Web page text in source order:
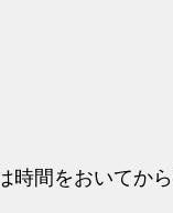
間をおいてか